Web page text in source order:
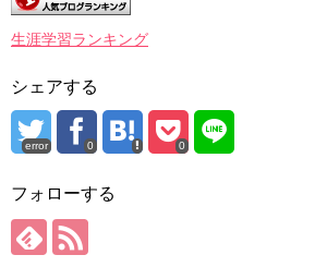
生涯学習ランキング
シェアする
error 0 0
フォローする